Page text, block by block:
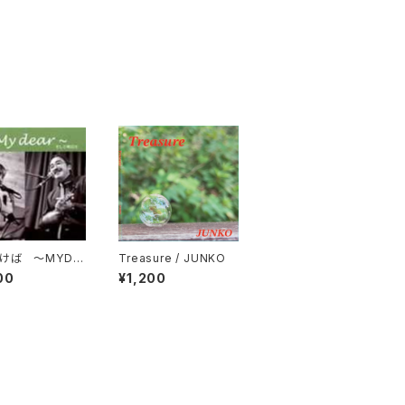
けば 〜MYDE
して明日も /
＆石垣雄一郎
Treasure / JUNKO
¥1,200